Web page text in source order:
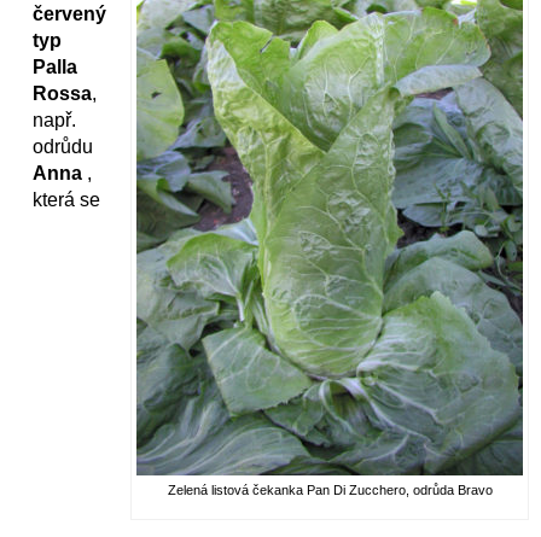
Zelená listová čekanka Pan Di Zucchero, odrůda Bravo
červený
typ
Palla
Rossa,
např.
odrůdu
Anna ,
která se